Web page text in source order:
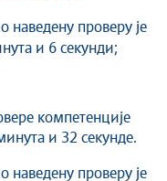
наведену проверу је
и 6 секунди;
компетенције
и 32 секунде.
наведену проверу је